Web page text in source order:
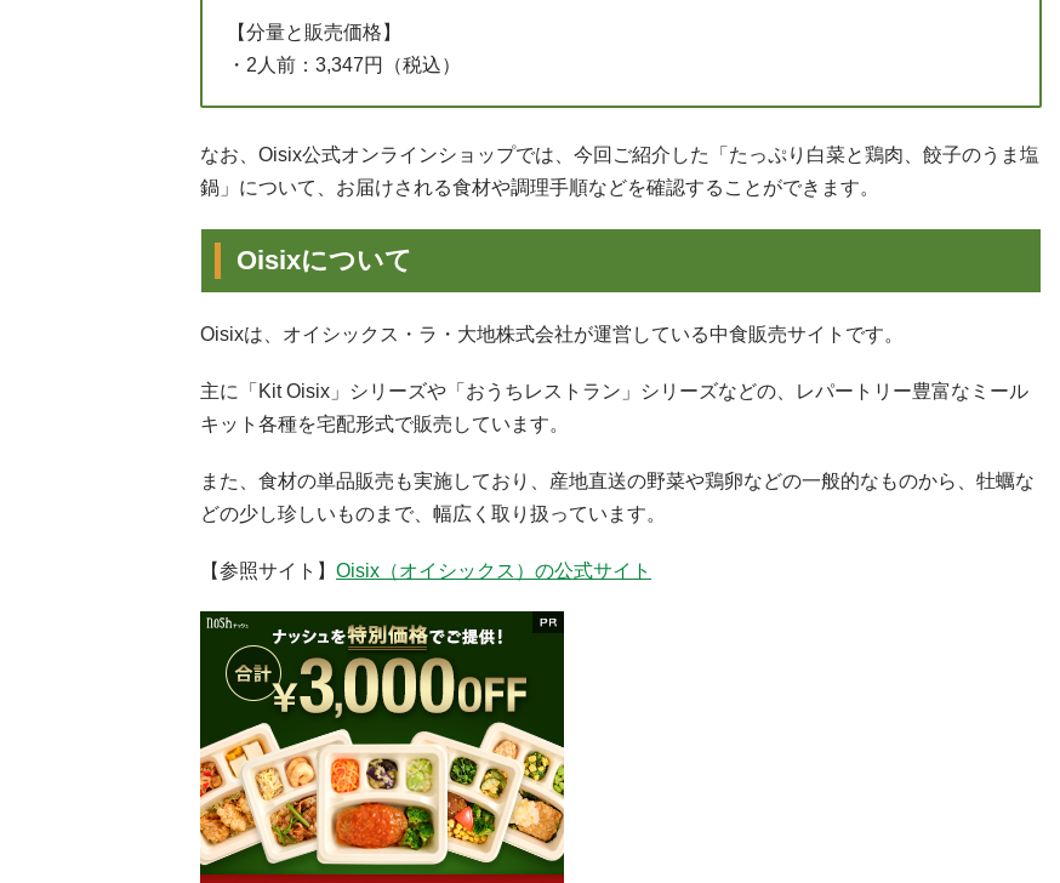
【分量と販売価格】
・2人前：3,347円（税込）
なお、Oisix公式オンラインショップでは、今回ご紹介した「たっぷり白菜と鶏肉、餃子のうま塩
鍋」について、お届けされる食材や調理手順などを確認することができます。
Oisixについて
Oisixは、オイシックス・ラ・大地株式会社が運営している中食販売サイトです。
主に「Kit Oisix」シリーズや「おうちレストラン」シリーズなどの、レパートリー豊富なミール
キット各種を宅配形式で販売しています。
また、食材の単品販売も実施しており、産地直送の野菜や鶏卵などの一般的なものから、牡蠣な
どの少し珍しいものまで、幅広く取り扱っています。
【参照サイト】 Oisix（オイシックス）の公式サイト